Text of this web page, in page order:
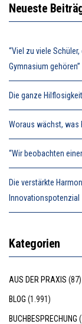
Neueste
“Viel zu viele
Gymnasium gehören”
Die ganze
Woraus wächst, was
“Wir beobachten
Die verstärkte
Innovationspotenzial
Kategorien
AUS DER PRAXIS (87)
BLOG (1.991)
BUCHBESPRECHUNG